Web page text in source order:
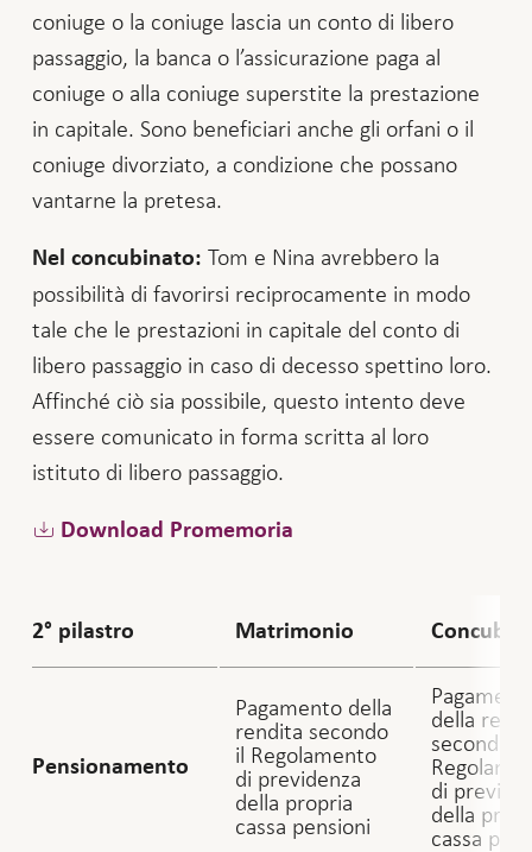
coniuge o la coniuge lascia un conto di libero
passaggio, la banca o l’assicurazione paga al
coniuge o alla coniuge superstite la prestazione
in capitale. Sono beneficiari anche gli orfani o il
coniuge divorziato, a condizione che possano
vantarne la pretesa.
Nel concubinato: Tom e Nina avrebbero la
possibilità di favorirsi reciprocamente in modo
tale che le prestazioni in capitale del conto di
libero passaggio in caso di decesso spettino loro.
Affinché ciò sia possibile, questo intento deve
essere comunicato in forma scritta al loro
istituto di libero passaggio.
Download Promemoria
2°‏ pilastro Matrimonio
Pensionamento
Pagamento della
rendita secondo
il Regolamento
di previdenza
della propria
cassa pensioni
della
secondo il
di
della
cassa